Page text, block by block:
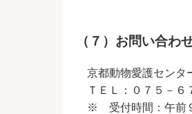
（７）お問い合わ
京都動物愛護セン
ＴＥＬ：０７５－
※ 受付時間：午前